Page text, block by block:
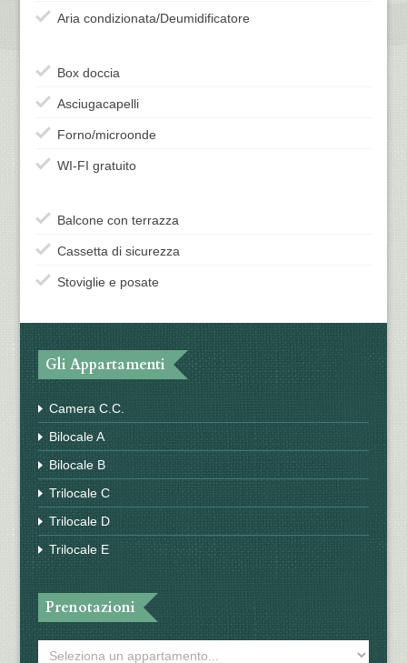
Aria condizionata/Deumidificatore
Box doccia
Asciugacapelli
Forno/microonde
WI-FI gratuito
Balcone con terrazza
Cassetta di sicurezza
Stoviglie e posate
Gli Appartamenti
Camera C.C.
Bilocale A
Bilocale B
Trilocale C
Trilocale D
Trilocale E
Prenotazioni